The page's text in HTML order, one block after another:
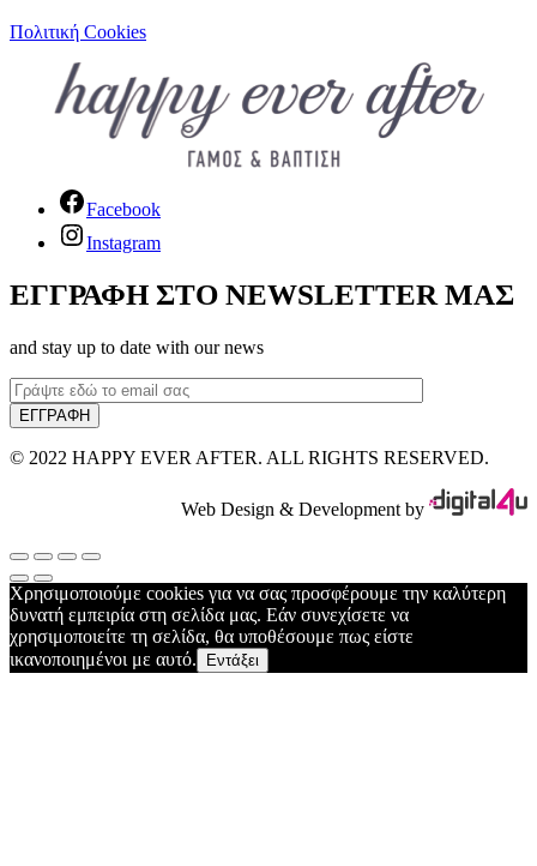
Πολιτική Cookies
Facebook
Instagram
ΕΓΓΡΑΦΗ ΣΤΟ NEWSLETTER ΜΑΣ
and stay up to date with our news
© 2022 HAPPY EVER AFTER. ALL RIGHTS RESERVED.
Web Design & Development by
Χρησιμοποιούμε cookies για να σας προσφέρουμε την καλύτερη
δυνατή εμπειρία στη σελίδα μας. Εάν συνεχίσετε να
χρησιμοποιείτε τη σελίδα, θα υποθέσουμε πως είστε
ικανοποιημένοι με αυτό.
Εντάξει